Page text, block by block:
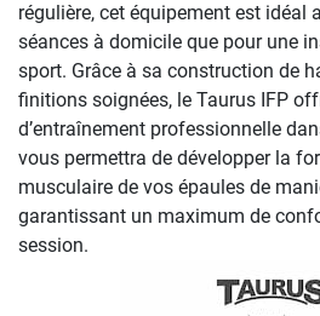
régulière, cet équipement est idéal
séances à domicile que pour une
sport. Grâce à sa construction de
finitions soignées, le Taurus IFP
d’entraînement professionnelle
vous permettra de développer la
musculaire de vos épaules de
garantissant un maximum de
session.